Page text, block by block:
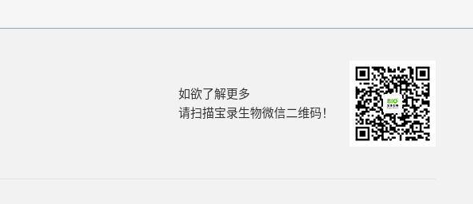
如欲了解更多
请扫描宝录生物微信二维码！